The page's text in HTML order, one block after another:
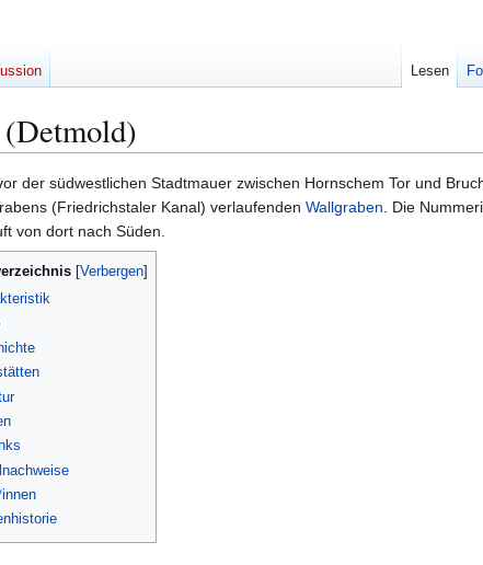
der südwestlichen Stadtmauer zwischen Hornschem Tor und
(Friedrichstaler Kanal) verlaufenden Wallgraben. Die
von dort nach Süden.
Lesen